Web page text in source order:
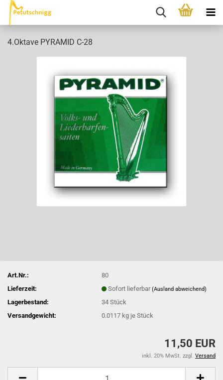
4.Oktave PYRAMID C-28
Art.Nr.:
80
Lieferzeit:
Sofort lieferbar(Ausland abweichend)
Lagerbestand: 34Stück
Versandgewicht:
0.0117 kg je Stück
11,50 EUR
inkl. 20% MwSt. zzgl. Versand